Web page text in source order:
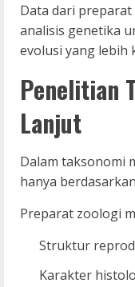
Data dari
analisis genetika
evolusi yang lebih
Penelitian
Lanjut
Dalam taksonomi
hanya
Preparat zoologi
Struktur
Karakter